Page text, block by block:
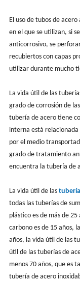
El uso de tubos de
en el que se utilizan, si
anticorrosivo, se
recubiertos con capas
utilizar durante mucho
La vida útil de las
grado de corrosión de
tubería de acero tiene
interna está
por el medio
grado de tratamiento
encuentra la tubería de
La vida útil de las
todas las tuberías de
plástico es de más de
carbono es de 15 años,
años, la vida útil de las
útil de las tuberías de
menos 70 años, que es
tubería de acero